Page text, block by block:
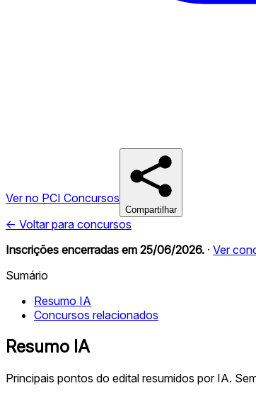
Ver no PCI Concursos
Compartilhar
← Voltar para concursos
Inscrições encerradas em 25/06/2026. · Ver
Sumário
Resumo IA
Concursos relacionados
Resumo IA
Principais pontos do edital resumidos por IA.